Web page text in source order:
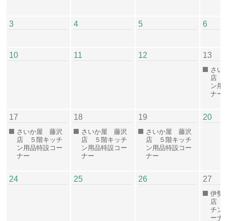
3 4 5 6
10 11 12 13
さ
店
ン用
ナー
17
さいか屋 藤沢
店 ５階キッチ
ン用品特設コー
ナー
18
さいか屋 藤沢
店 ５階キッチ
ン用品特設コー
ナー
19
さいか屋 藤沢
店 ５階キッチ
ン用品特設コー
ナー
20
24 25 26 27
伊
店
チン
ー